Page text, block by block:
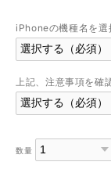
iPhoneの機種名を選
上記、注意事項を確
数量